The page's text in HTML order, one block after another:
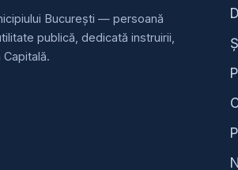
București — persoană
publică, dedicată instruirii,